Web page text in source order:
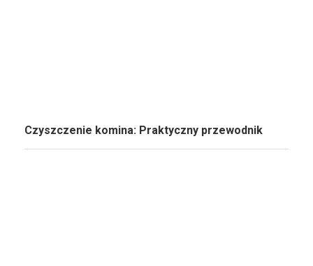
Czyszczenie komina: Praktyczny przewodnik